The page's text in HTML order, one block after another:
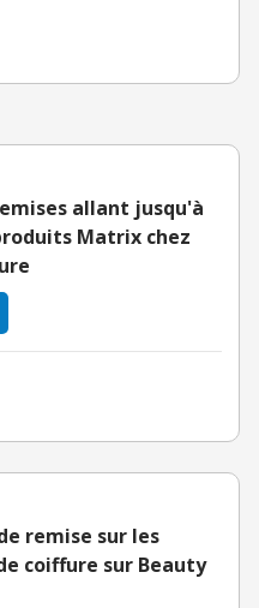
allant jusqu'à
Matrix chez
remise sur les
coiffure sur Beauty